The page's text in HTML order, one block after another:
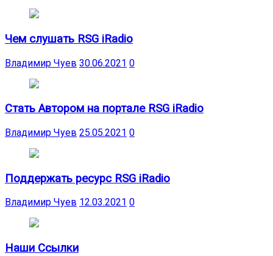
Чем слушать RSG iRadio
Владимир Чуев 30.06.2021 0
Стать Автором на портале RSG iRadio
Владимир Чуев 25.05.2021 0
Поддержать ресурс RSG iRadio
Владимир Чуев 12.03.2021 0
Наши Ссылки